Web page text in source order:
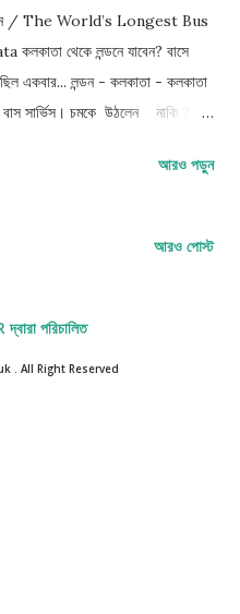
লন্ডন / The World’s Longest Bus
থেকে লন্ডনে যাবেন? বাসে
একবার... লন্ডন - কলকাতা - কলকাতা
সার্ভিস। চমকে উঠলেন নাকি ? তা
ট্যুর প্ল্যান হয়েছিল। কি দুঃখ হচ্ছে
? খুব হয়। কিন্তু একটু টাইম মেশিনে
আরও পড়ুন
আরও পোস্ট
পরিচালিত
. All Right Reserved